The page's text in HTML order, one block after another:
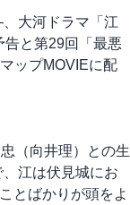
大河ドラマ「江
告と第29回「最悪
ップMOVIEに配
（向井理）との生
江は伏見城にお
とばかりが頭をよ